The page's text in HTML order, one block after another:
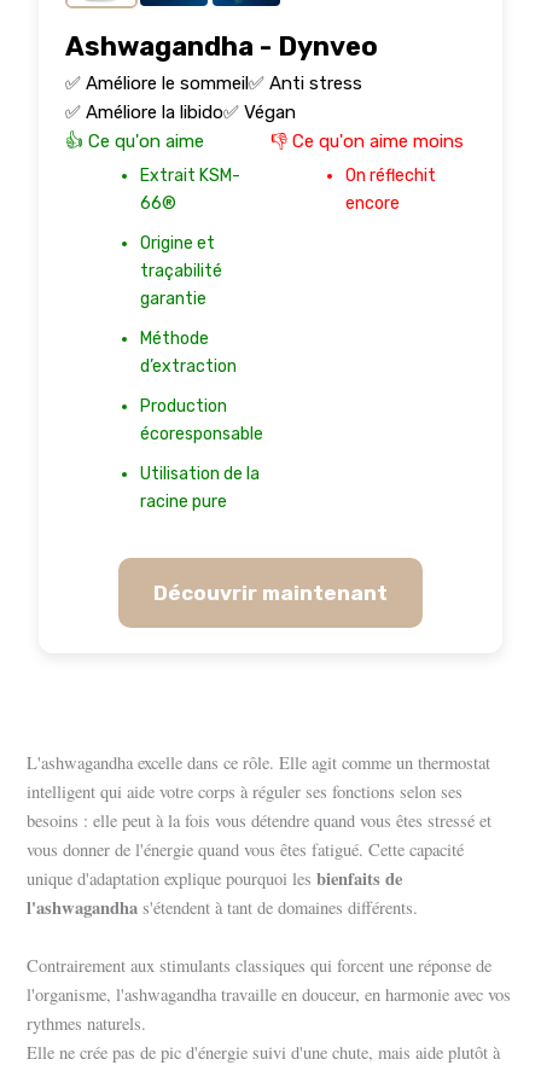
Ashwagandha - Dynveo
✅ Améliore le sommeil✅ Anti stress
✅ Améliore la libido✅ Végan
👍 Ce qu'on aime
Extrait KSM-
66®
Origine et
traçabilité
garantie
Méthode
d’extraction
Production
écoresponsable
Utilisation de la
racine pure
👎 Ce qu'on aime moins
On réflechit
encore
Découvrir maintenant
L'ashwagandha excelle dans ce rôle. Elle agit comme un thermostat
intelligent qui aide votre corps à réguler ses fonctions selon ses
besoins : elle peut à la fois vous détendre quand vous êtes stressé et
vous donner de l'énergie quand vous êtes fatigué. Cette capacité
unique d'adaptation explique pourquoi lesbienfaits de
l'ashwagandha s'étendent à tant de domaines différents.
Contrairement aux stimulants classiques qui forcent une réponse de
l'organisme, l'ashwagandha travaille en douceur, en harmonie avec vos
rythmes naturels.
Elle ne crée pas de pic d'énergie suivi d'une chute, mais aide plutôt à